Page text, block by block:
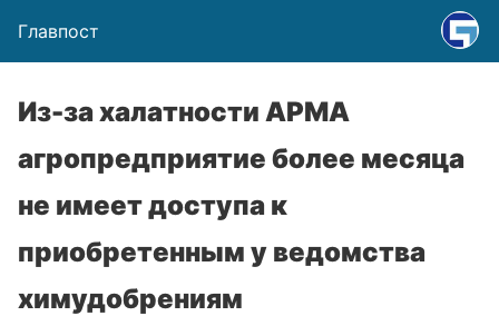
Главпост
Из-за халатности АРМА
агропредприятие более месяца
не имеет доступа к
приобретенным у ведомства
химудобрениям